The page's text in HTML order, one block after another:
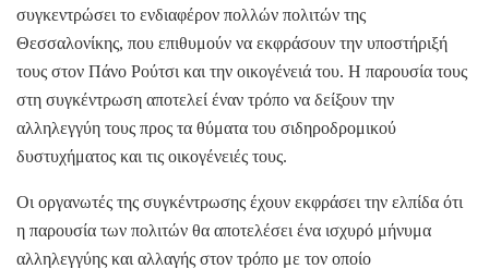
συγκεντρώσει το ενδιαφέρον πολλών πολιτών της
Θεσσαλονίκης, που επιθυμούν να εκφράσουν την υποστήριξή
τους στον Πάνο Ρούτσι και την οικογένειά του. Η παρουσία τους
στη συγκέντρωση αποτελεί έναν τρόπο να δείξουν την
αλληλεγγύη τους προς τα θύματα του σιδηροδρομικού
δυστυχήματος και τις οικογένειές τους.
Οι οργανωτές της συγκέντρωσης έχουν εκφράσει την ελπίδα ότι
η παρουσία των πολιτών θα αποτελέσει ένα ισχυρό μήνυμα
αλληλεγγύης και αλλαγής στον τρόπο με τον οποίο